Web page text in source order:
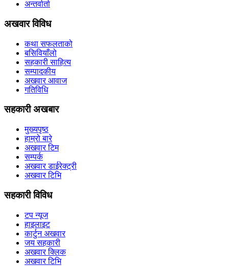
अन्तर्वार्ता
अखवार विविध
कथा सफलताको
बसिवियाँलो
सहकारी साहित्य
सम्पादकीय
अखवार आवाज
गतिविधि
सहकारी अखबार
मुख्यपृष्ठ
हाम्रो बारे
अखवार टिम
सम्पर्क
अखवार डाईरेक्ट्री
अखवार टिभि
सहकारी विविध
टप न्यूज
हाइलाइट
कार्टुन अखवार
जय सहकारी
अखवार क्लिक
अखवार टिभि